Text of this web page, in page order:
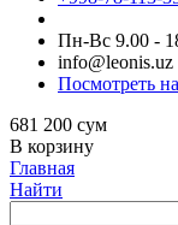
Пн-Вс 9.00 -
info@leonis.uz
Посмотреть
681 200 сум
В корзину
Главная
Найти